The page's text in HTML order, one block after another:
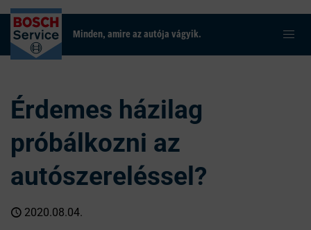
Minden, amire az autója vágyik.
Érdemes házilag
próbálkozni az
autószereléssel?
2020.08.04.